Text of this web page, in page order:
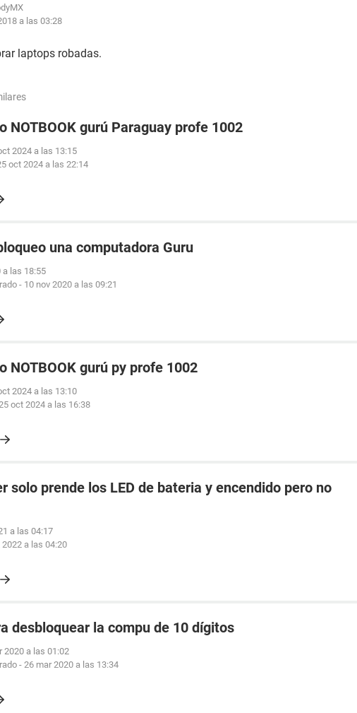
a las 03:28
laptops robadas.
NOTBOOK gurú Paraguay profe 1002
2024 a las 13:15
oct 2024 a las 22:14
una computadora Guru
a las 18:55
- 10 nov 2020 a las 09:21
NOTBOOK gurú py profe 1002
2024 a las 13:10
oct 2024 a las 16:38
solo prende los LED de bateria y encendido pero no
a las 04:17
a las 04:20
desbloquear la compu de 10 dígitos
2020 a las 01:02
- 26 mar 2020 a las 13:34